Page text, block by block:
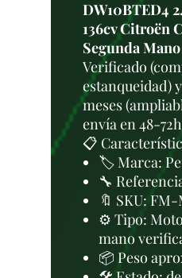
DW10BTED4
136cv Citroën
Segunda Mano
Verificado
estanqueidad)
meses
envía en 48-
📋
🏷️ Marca:
🔧
🔖 SKU:
⚙️ Tipo:
mano
📦 Peso